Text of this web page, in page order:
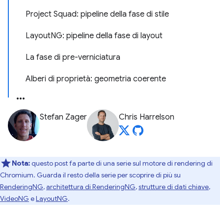
Project Squad: pipeline della fase di stile
LayoutNG: pipeline della fase di layout
La fase di pre-verniciatura
Alberi di proprietà: geometria coerente
Stefan Zager Chris Harrelson
Nota:questo post fa parte di una serie sul motore di rendering di
Chromium. Guarda il resto della serie per scoprire di più su
RenderingNG,architettura di RenderingNG,strutture di dati chiave,
VideoNG eLayoutNG.